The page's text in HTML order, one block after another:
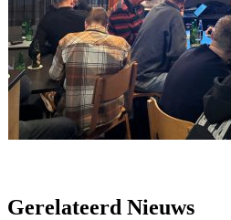
Gerelateerd Nieuws